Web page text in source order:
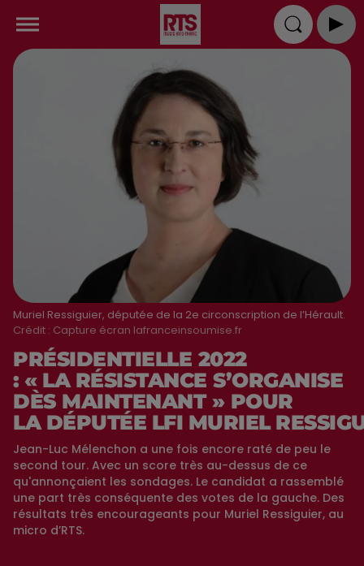
Muriel Ressiguier, députée de la 2e circonscription de l’Hérault.
Crédit : Capture écran lafranceinsoumise.fr
PRÉSIDENTIELLE 2022
: « LA RÉSISTANCE S’ORGANISE
DÈS MAINTENANT » POUR
LA DÉPUTÉE LFI MURIEL
Jean-Luc Mélenchon a une fois encore raté de peu le
second tour. Avec un score très au-dessus de ce
qu'annonçaient les sondages. Le candidat a rassemblé
une part très conséquente des votes de la gauche. Des
résultats très encourageants pour Muriel Ressiguier, au
micro d’RTS.